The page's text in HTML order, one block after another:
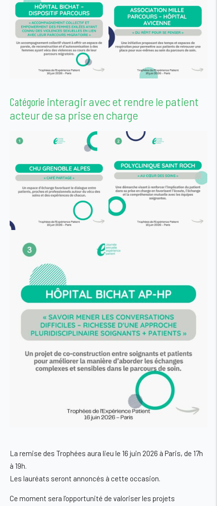
Catégorie interagir avec et rendre le patient
acteur de sa prise en charge
La remise des Trophées aura lieu le 16 juin 2026 à Paris, de 17h
à 19h.
Les lauréats seront annoncés à cette occasion.
Ce moment sera l’opportunité de valoriser les projets